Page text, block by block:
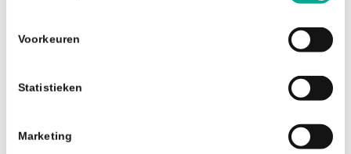
Voorkeuren
Statistieken
Marketing
werkenbij.becs.nl
Services B.V. gebruikmaakt van cookies en
vergelijkbare technologieën op haar